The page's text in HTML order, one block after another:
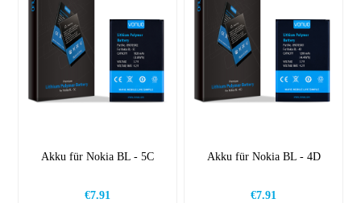
Akku für Nokia BL - 5C
€7.91
Akku für Nokia BL - 4D
€7.91